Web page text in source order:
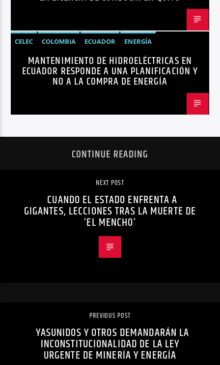
CELEC COLOMBIA ECUADOR
ENERGÍA
HIDROELÉCTRICAS
NOTICIAS
MANTENIMIENTO DE HIDROELÉCTRICAS EN
ECUADOR RESPONDE A UNA PLANIFICACIÓN Y
NO A LA COMPRA DE ENERGÍA
CONTINUE READING
NEXT POST
CUANDO EL ESTADO ENFRENTA A
GIGANTES, LECCIONES TRAS LA MUERTE DE
‘EL MENCHO’
PREVIOUS POST
YASUNIDOS Y OTROS DEMANDARÁN LA
INCONSTITUCIONALIDAD DE LA LEY
URGENTE DE MINERÍA Y ENERGÍA